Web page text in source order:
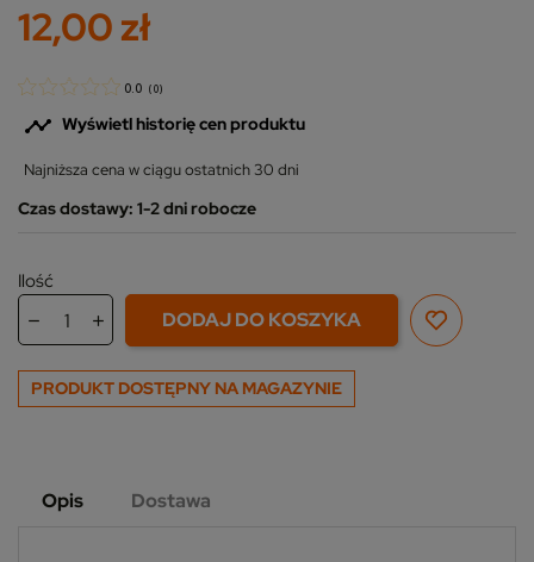
12,00 zł
0.0 ( 0)
 Wyświetl historię cen produktu
Najniższa cena w ciągu ostatnich 30 dni
Czas dostawy: 1-2 dni robocze
Ilość
DODAJ DO KOSZYKA
PRODUKT DOSTĘPNY NA MAGAZYNIE
Opis Dostawa